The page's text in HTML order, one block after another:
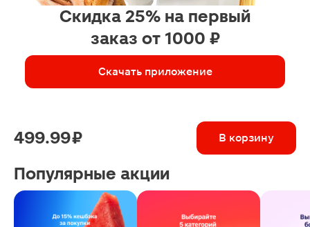
Скидка 25% на первый
заказ от 1000 ₽
Скачать приложение
499.99 ₽ В корзину
Популярные акции